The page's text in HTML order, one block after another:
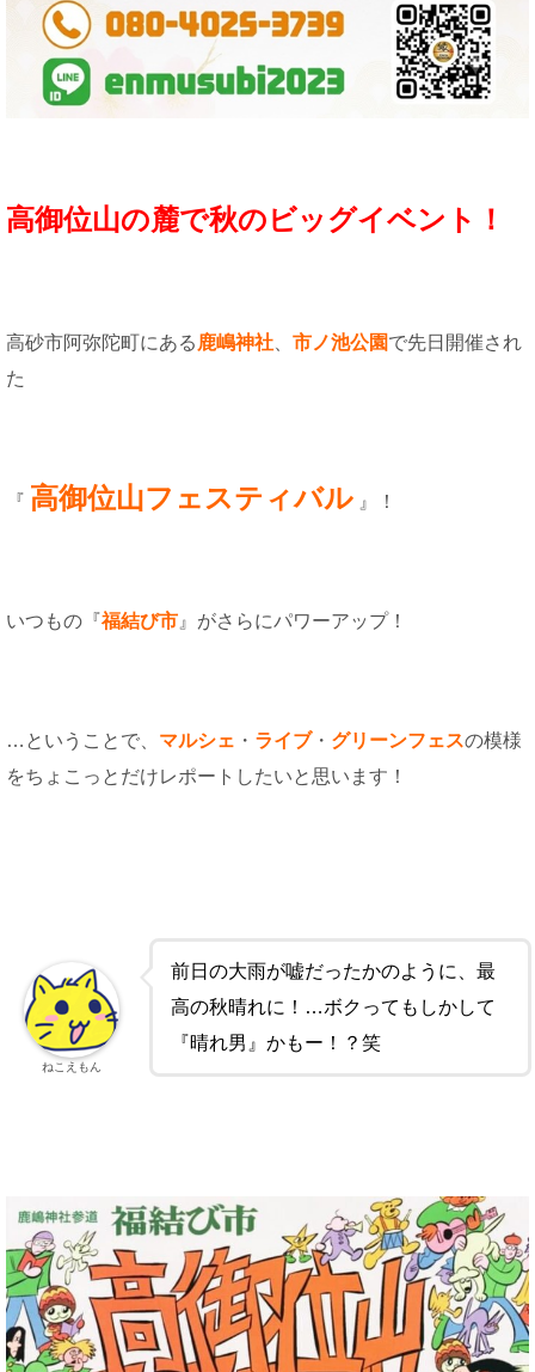
高御位山の麓で秋のビッグイベント！
高砂市阿弥陀町にある 鹿嶋神社 市ノ池公園で先日開催され
た
『 高御位山フェスティバル 』！
いつもの『福結び市 』がさらにパワーアップ！
…ということで、 マルシェ ・ ライブ・ グリーンフェスの模様
をちょこっとだけレポートしたいと思います！
前日の大雨が嘘だったかのように、最
高の秋晴れに！…ボクってもしかして
『晴れ男』かもー！？笑
ねこえもん